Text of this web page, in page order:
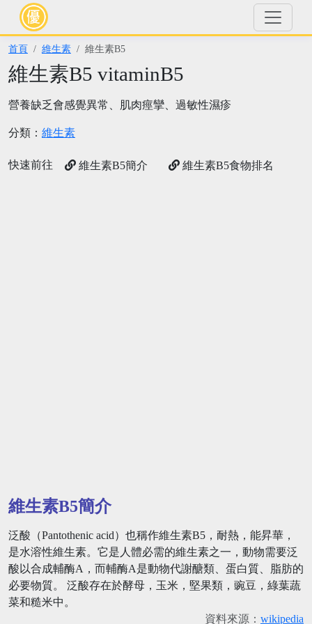
首頁 維生素 維生素B5
維生素B5 vitaminB5
營養缺乏會感覺異常、肌肉痙攣、過敏性濕疹
分類： 維生素
快速前往 維生素B5簡介 維生素B5食物排名
維生素B5簡介
泛酸（Pantothenic acid）也稱作維生素B5，耐熱，能昇華，
是水溶性維生素。它是人體必需的維生素之一，動物需要泛
酸以合成輔酶A，而輔酶A是動物代謝醣類、蛋白質、脂肪的
必要物質。 泛酸存在於酵母，玉米，堅果類，豌豆，綠葉蔬
菜和糙米中。
資料來源： wikipedia